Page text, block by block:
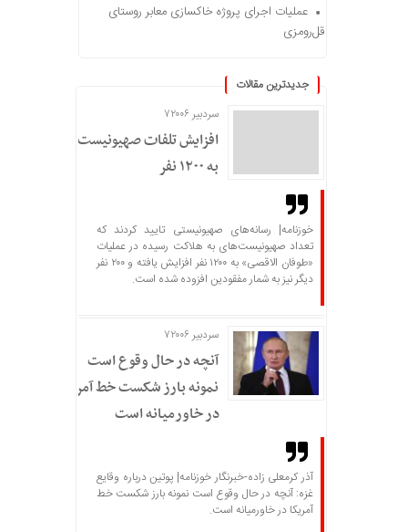
عملیات اجرای پروژه خاکسازی معابر روستای
قل‌رومزی
جدیدترین مقالات
سردبیر ۷۲۰۰۶
افزایش تلفات صهیونیست‌ها
به ۱۲۰۰ نفر
خوزنامه| رسانه‌های صهیونیستی تایید کردند که
تعداد صهیونیست‌های به هلاکت رسیده در عملیات
«طوفان الاقصی» به ۱۲۰۰ نفر افزایش یافته و ۲۰۰ نفر
دیگر نیز به شمار مفقودین افزوده شده است.
سردبیر ۷۲۰۰۶
آنچه در حال وقوع است
نمونه بارز شکست خط آمریکا
در خاورمیانه است
آذر کرمعلی زاده-خبرنگار خوزنامه| پوتین درباره وقایع
غزه: آنچه در حال وقوع است نمونه بارز شکست خط
آمریکا در خاورمیانه است.